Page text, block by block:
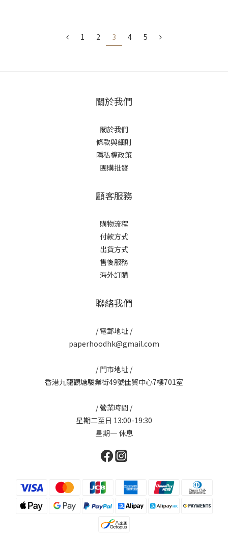
1 2 3 4 5
關於我們
關於我們
條款與細則
隱私權政策
團購批發
顧客服務
購物流程
付款方式
出貨方式
售後服務
海外訂購
聯絡我們
/ 電郵地址 /
paperhoodhk@gmail.com
/ 門市地址 /
香港九龍觀塘駿業街49號佳貿中心7樓701室
/ 營業時間 /
星期二至日 13:00-19:30
星期一 休息